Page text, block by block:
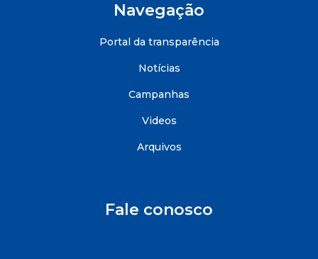
Navegação
Portal da transparência
Notícias
Campanhas
Videos
Arquivos
Fale conosco